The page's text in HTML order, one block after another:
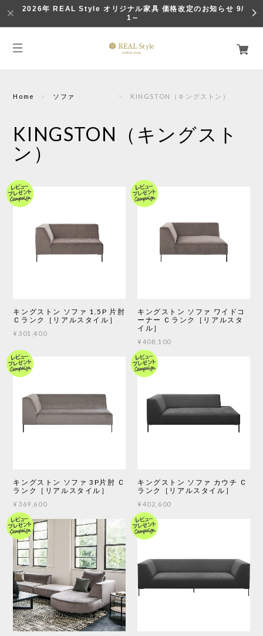
2026年 REAL Style オリジナル家具 価格改定のお知らせ 9/
1～
Home ソファ KINGSTON（キングストン）
KINGSTON（キングスト
ン）
キングストン ソファ 1.5P 片肘
Ｃランク［リアルスタイル］
¥301,400
キングストン ソファ ワイドコ
ーナー Ｃランク［リアルスタ
イル］
¥408,100
キングストン ソファ 3P片肘 Ｃ
ランク［リアルスタイル］
¥369,600
キングストン ソファ カウチ Ｃ
ランク［リアルスタイル］
¥402,600